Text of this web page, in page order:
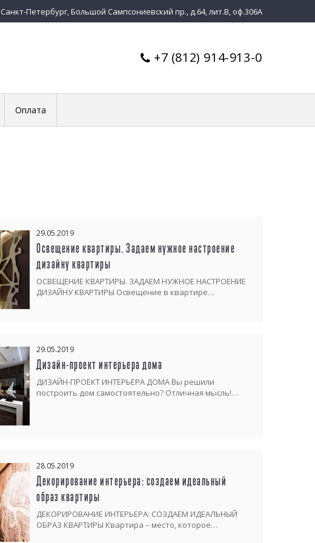
Санкт-Петербург, Большой Сампсониевский пр., д.64, лит.В, оф.306А
+7 (812) 914-913-0
Оплата
29.05.2019
Освещение квартиры. Задаем нужное настроение
дизайну квартиры
ОСВЕЩЕНИЕ КВАРТИРЫ. ЗАДАЕМ НУЖНОЕ НАСТРОЕНИЕ
ДИЗАЙНУ КВАРТИРЫ Освещение в квартире…
29.05.2019
Дизайн-проект интерьера дома
ДИЗАЙН-ПРОЕКТ ИНТЕРЬЕРА ДОМА Вы решили
построить дом самостоятельно? Отличная мысль!…
28.05.2019
Декорирование интерьера: создаем идеальный
образ квартиры
ДЕКОРИРОВАНИЕ ИНТЕРЬЕРА: СОЗДАЕМ ИДЕАЛЬНЫЙ
ОБРАЗ КВАРТИРЫ Квартира – место, которое…